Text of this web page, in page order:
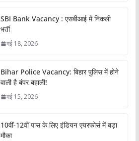
SBI Bank Vacancy : एसबीआई में निकली
भर्ती
मई 18, 2026
Bihar Police Vacancy: बिहार पुलिस में होने
वाली है बंपर बहाली!
मई 15, 2026
10वीं-12वीं पास के लिए इंडियन एयरफोर्स में बड़ा
मौका